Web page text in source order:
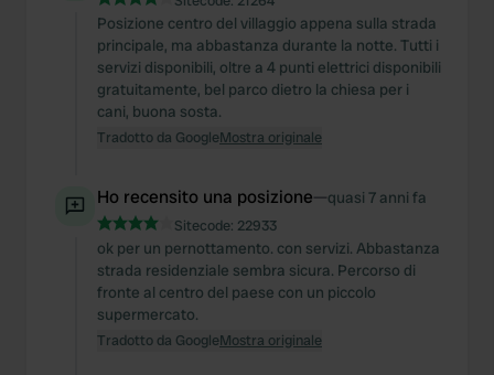
Posizione centro del villaggio appena sulla strada
principale, ma abbastanza durante la notte. Tutti i
servizi disponibili, oltre a 4 punti elettrici disponibili
gratuitamente, bel parco dietro la chiesa per i
cani, buona sosta.
Tradotto da GoogleMostra originale
Ho recensito una posizione—quasi 7 anni fa
Sitecode: 22933
ok per un pernottamento. con servizi. Abbastanza
strada residenziale sembra sicura. Percorso di
fronte al centro del paese con un piccolo
supermercato.
Tradotto da GoogleMostra originale